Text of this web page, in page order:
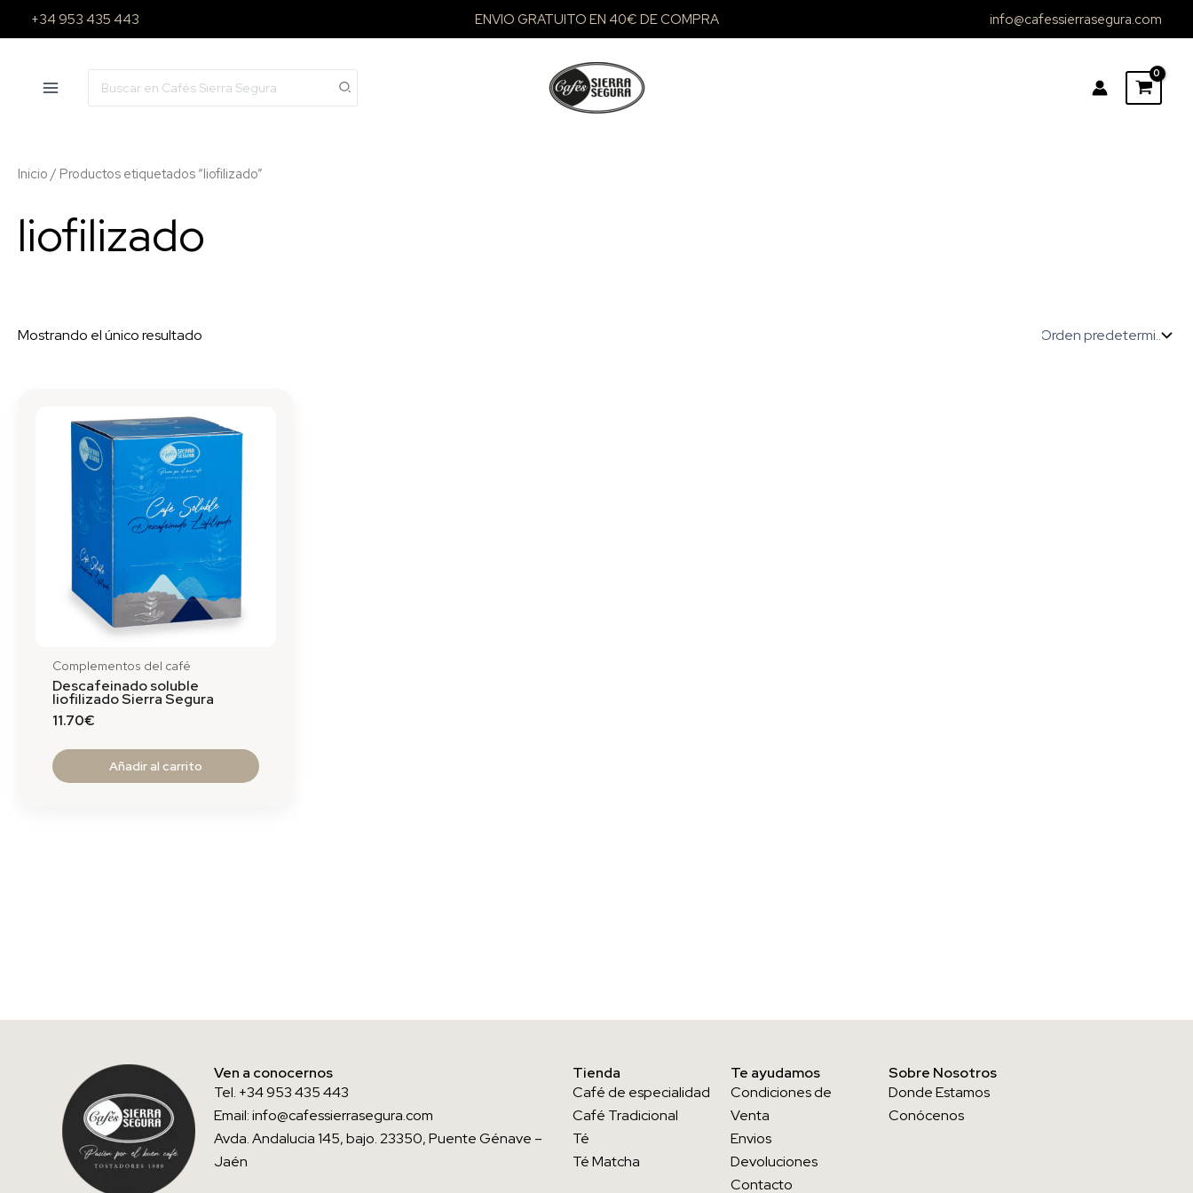
+34 953 435 443 ENVIO GRATUITO EN 40€ DE COMPRA info@cafessierrasegura.com
for:
Inicio / Productos etiquetados “liofilizado”
liofilizado
Mostrando el único resultado
Complementos del café
Descafeinado soluble
liofilizado Sierra Segura
11.70€
Añadir al carrito
Ven a conocernos
Tel. +34 953 435 443
Email: info@cafessierrasegura.com
Avda. Andalucia 145, bajo. 23350, Puente Génave –
Jaén
Tienda
Café de especialidad
Café Tradicional
Té
Té Matcha
Te ayudamos
Condiciones de
Venta
Envios
Devoluciones
Contacto
Sobre Nosotros
Donde Estamos
Conócenos